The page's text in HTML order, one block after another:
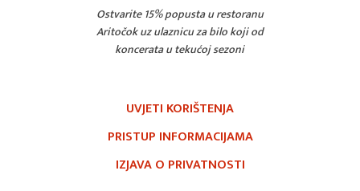
Ostvarite 15% popusta u restoranu
Aritočok uz ulaznicu za bilo koji od
koncerata u tekućoj sezoni
UVJETI KORIŠTENJA
PRISTUP INFORMACIJAMA
IZJAVA O PRIVATNOSTI